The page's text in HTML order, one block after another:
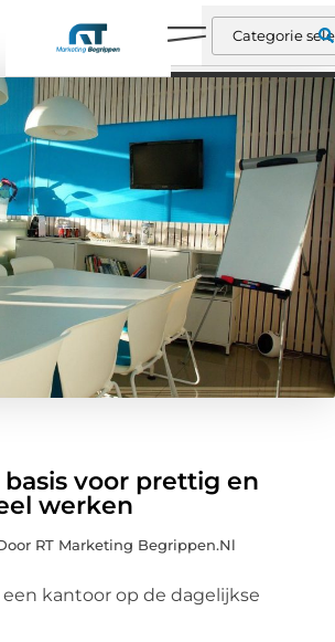
voor prettig en
werken
RT Marketing Begrippen.nl
kantoor op de dagelijkse